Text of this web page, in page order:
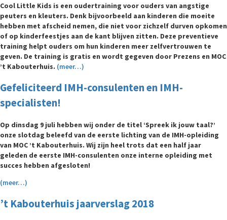
Cool Little Kids is een oudertraining voor ouders van angstige
peuters en kleuters. Denk bijvoorbeeld aan kinderen die moeite
hebben met afscheid nemen, die niet voor zichzelf durven opkomen
of op kinderfeestjes aan de kant blijven zitten. Deze preventieve
training helpt ouders om hun kinderen meer zelfvertrouwen te
geven. De training is gratis en wordt gegeven door Prezens en MOC
’t Kabouterhuis. (meer…)
Gefeliciteerd IMH-consulenten en IMH-
specialisten!
Op dinsdag 9 juli hebben wij onder de titel ‘Spreek ik jouw taal?’
onze slotdag beleefd van de eerste lichting van de IMH-opleiding
van MOC ’t Kabouterhuis. Wij zijn heel trots dat een half jaar
geleden de eerste IMH-consulenten onze interne opleiding met
succes hebben afgesloten!
(meer…)
’t Kabouterhuis jaarverslag 2018